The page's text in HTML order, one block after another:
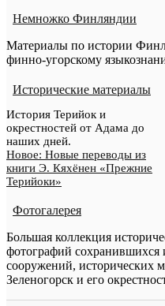
Немножко Финляндии
Материалы по истории
финно-угорскому
Исторические материалы
История Терийок и
окрестностей от Адама до
наших дней.
Новое: Новые переводы из
книги Э. Кяхёнен «Прежние
Терийоки»
Фотогалерея
Большая коллекция
фотографий сохранившихся
сооружений, исторических
Зеленогорск и его